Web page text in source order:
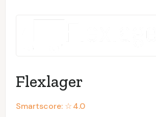
Flexlager
Smartscore: ☆4.0